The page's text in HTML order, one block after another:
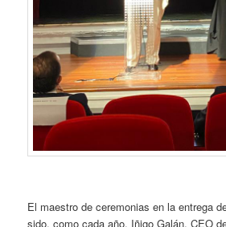
El maestro de ceremonias en la entrega
sido, como cada año, Iñigo Galán, CEO